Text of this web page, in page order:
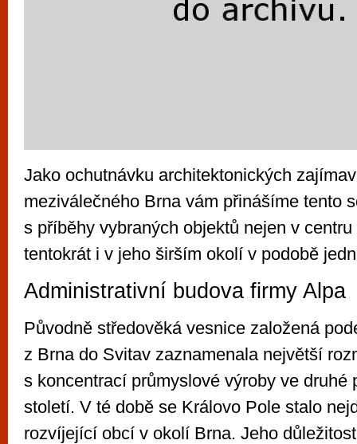
Jako ochutnávku architektonických
meziválečného Brna vám přinášíme tento
s příběhy vybraných objektů nejen v
tentokrát i v jeho širším okolí v podobě
Administrativní budova firmy Alpa
Původně středověká vesnice založená
z Brna do Svitav zaznamenala největší
s koncentrací průmyslové výroby ve druhé
století. V té době se Královo Pole stalo
rozvíjející obcí v okolí Brna. Jeho